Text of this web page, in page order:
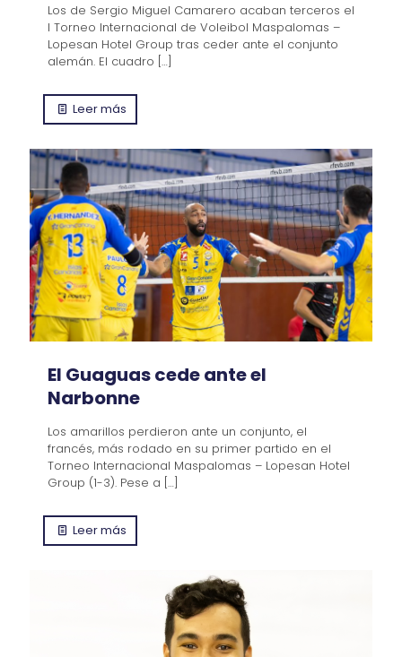
Los de Sergio Miguel Camarero acaban terceros el
I Torneo Internacional de Voleibol Maspalomas –
Lopesan Hotel Group tras ceder ante el conjunto
alemán. El cuadro […]
Leer más
El Guaguas cede ante el
Narbonne
Los amarillos perdieron ante un conjunto, el
francés, más rodado en su primer partido en el
Torneo Internacional Maspalomas – Lopesan Hotel
Group (1-3). Pese a […]
Leer más